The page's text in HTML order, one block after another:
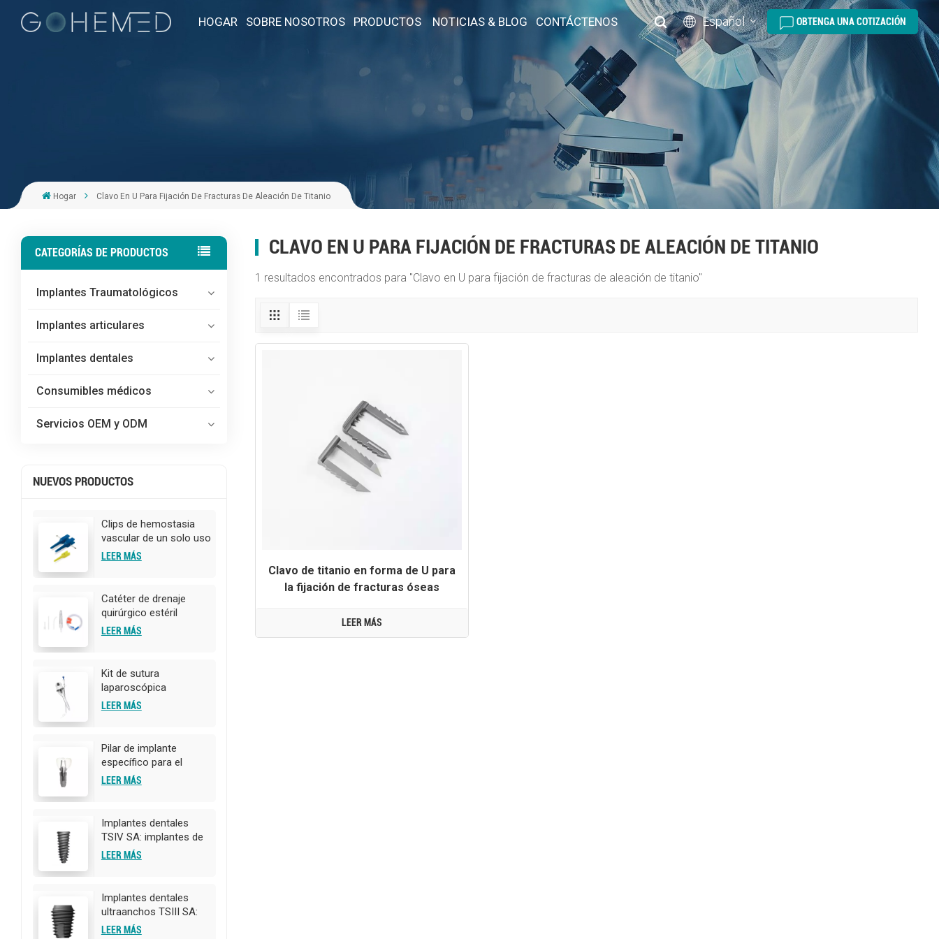
HOGAR SOBRE NOSOTROS PRODUCTOS NOTICIAS & BLOG CONTÁCTENOS Español
English
español
português
OBTENGA UNA COTIZACIÓN
Hogar Clavo En U Para Fijación De Fracturas De Aleación De Titanio
CATEGORÍAS DE PRODUCTOS
Implantes Traumatológicos
Implantes articulares
Implantes dentales
Consumibles médicos
Servicios OEM y ODM
NUEVOS PRODUCTOS
Clips de hemostasia
vascular de un solo uso
para cirugía
LEER MÁS
Catéter de drenaje
quirúrgico estéril
desechable
LEER MÁS
Kit de sutura
laparoscópica
desechable para el
LEER MÁS
Pilar de implante
específico para el
paciente
LEER MÁS
Implantes dentales
TSIV SA: implantes de
titanio de alta calidad |
LEER MÁS
Implantes dentales
ultraanchos TSIII SA:
implantes de titanio de
LEER MÁS
CLAVO EN U PARA FIJACIÓN DE FRACTURAS DE ALEACIÓN DE TITANIO
1 resultados encontrados para "Clavo en U para fijación de fracturas de aleación de titanio"
Clavo de titanio en forma de U para
la fijación de fracturas óseas
LEER MÁS